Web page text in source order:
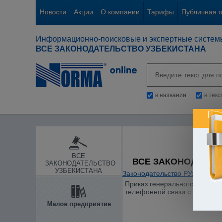
Новости Акции О компании Тарифы Публичная
Информационно-поисковые и экспертные
ВСЕ ЗАКОНОДАТЕЛЬСТВО УЗБЕКИСТАНА
в названии в
ВСЕ
ЗАКОНОДАТЕЛЬСТВО
УЗБЕКИСТАНА
Малое предприятие
ВСЕ
Законодательство РУз
Приказ генерального
телефонной связи с